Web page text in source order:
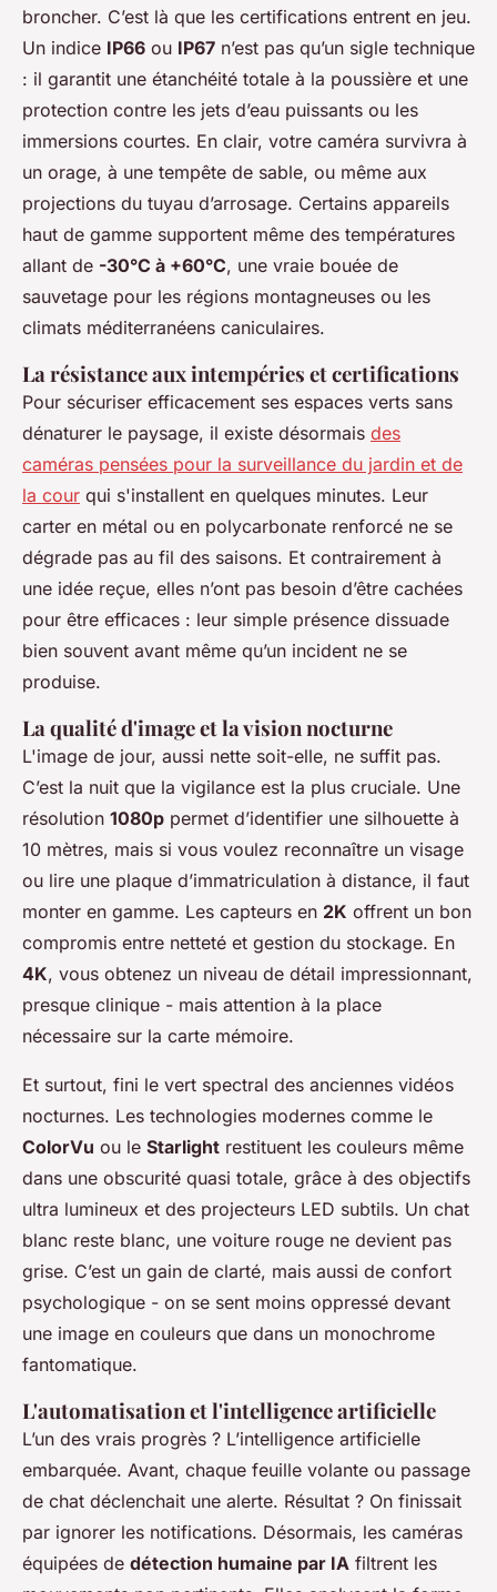
broncher. C’est là que les certifications entrent en jeu.
Un indice IP66 ou IP67 n’est pas qu’un sigle technique
: il garantit une étanchéité totale à la poussière et une
protection contre les jets d’eau puissants ou les
immersions courtes. En clair, votre caméra survivra à
un orage, à une tempête de sable, ou même aux
projections du tuyau d’arrosage. Certains appareils
haut de gamme supportent même des températures
allant de -30°C à +60°C, une vraie bouée de
sauvetage pour les régions montagneuses ou les
climats méditerranéens caniculaires.
La résistance aux intempéries et certifications
Pour sécuriser efficacement ses espaces verts sans
dénaturer le paysage, il existe désormais des
caméras pensées pour la surveillance du jardin et de
la cour qui s'installent en quelques minutes. Leur
carter en métal ou en polycarbonate renforcé ne se
dégrade pas au fil des saisons. Et contrairement à
une idée reçue, elles n’ont pas besoin d’être cachées
pour être efficaces : leur simple présence dissuade
bien souvent avant même qu’un incident ne se
produise.
La qualité d'image et la vision nocturne
L'image de jour, aussi nette soit-elle, ne suffit pas.
C’est la nuit que la vigilance est la plus cruciale. Une
résolution 1080p permet d’identifier une silhouette à
10 mètres, mais si vous voulez reconnaître un visage
ou lire une plaque d’immatriculation à distance, il faut
monter en gamme. Les capteurs en 2K offrent un bon
compromis entre netteté et gestion du stockage. En
4K, vous obtenez un niveau de détail impressionnant,
presque clinique - mais attention à la place
nécessaire sur la carte mémoire.
Et surtout, fini le vert spectral des anciennes vidéos
nocturnes. Les technologies modernes comme le
ColorVu ou le Starlight restituent les couleurs même
dans une obscurité quasi totale, grâce à des objectifs
ultra lumineux et des projecteurs LED subtils. Un chat
blanc reste blanc, une voiture rouge ne devient pas
grise. C’est un gain de clarté, mais aussi de confort
psychologique - on se sent moins oppressé devant
une image en couleurs que dans un monochrome
fantomatique.
L'automatisation et l'intelligence artificielle
L’un des vrais progrès ? L’intelligence artificielle
embarquée. Avant, chaque feuille volante ou passage
de chat déclenchait une alerte. Résultat ? On finissait
par ignorer les notifications. Désormais, les caméras
équipées de détection humaine par IA filtrent les